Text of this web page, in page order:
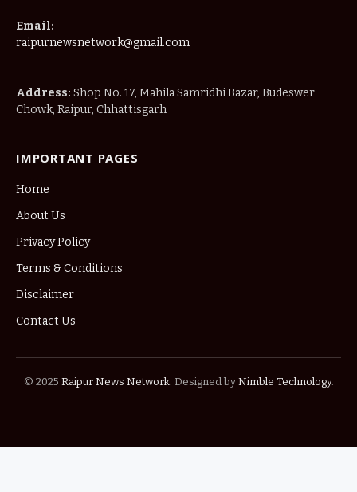
Email:
raipurnewsnetwork@gmail.com
Address: Shop No. 17, Mahila Samridhi Bazar, Budeswer
Chowk, Raipur, Chhattisgarh
IMPORTANT PAGES
Home
About Us
Privacy Policy
Terms & Conditions
Disclaimer
Contact Us
© 2025 Raipur News Network. Designed by Nimble Technology.